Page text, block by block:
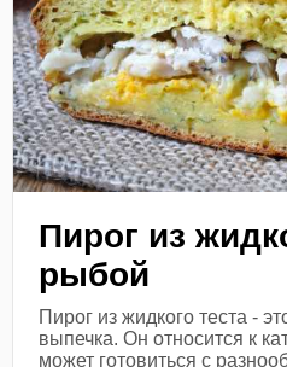
Пирог из
рыбой
Пирог из жидкого теста -
выпечка. Он относится к
может готовиться с